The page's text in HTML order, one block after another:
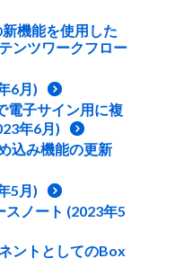
機能を使用した
ンツワークフロー
6月)
電子サイン用に複
年6月)
込み機能の更新
5月)
ノート (2023年5
ントとしてのBox